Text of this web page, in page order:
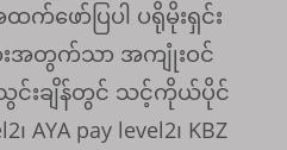
က်ဖော်ပြပါ ပရိုမိုးရှင်း
ားအတွက်သာ အကျုံးဝင်
သွင်းချိန်တွင် သင့်ကိုယ်ပိုင်
AYA pay level2၊ KBZ